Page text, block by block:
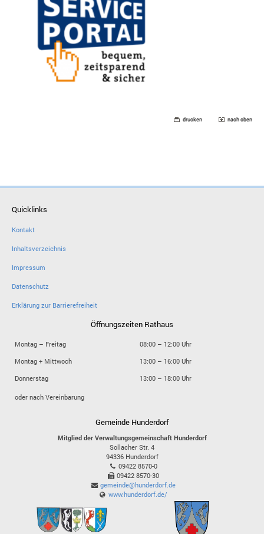
drucken nach oben
Quicklinks
Kontakt
Inhaltsverzeichnis
Impressum
Datenschutz
Erklärung zur Barrierefreiheit
Öffnungszeiten Rathaus
Montag – Freitag
08:00 – 12:00 Uhr
Montag + Mittwoch
13:00 – 16:00 Uhr
Donnerstag
13:00 – 18:00 Uhr
oder nach Vereinbarung
Gemeinde Hunderdorf
Mitglied der Verwaltungsgemeinschaft Hunderdorf
Sollacher Str. 4
94336 Hunderdorf
09422 8570-0
09422 8570-30
gemeinde@hunderdorf.de
www.hunderdorf.de/